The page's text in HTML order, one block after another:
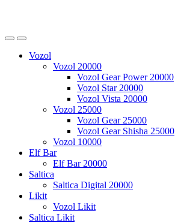
Vozol
Vozol 20000
Vozol Gear Power 20000
Vozol Star 20000
Vozol Vista 20000
Vozol 25000
Vozol Gear 25000
Vozol Gear Shisha 25000
Vozol 10000
Elf Bar
Elf Bar 20000
Saltica
Saltica Digital 20000
Likit
Vozol Likit
Saltica Likit